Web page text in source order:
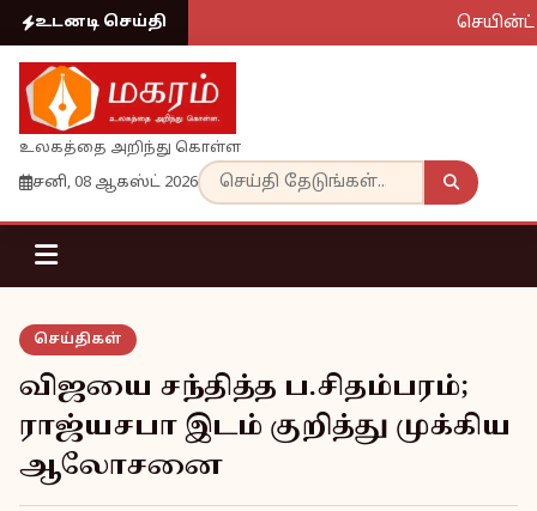
உடனடி செய்தி செயின்ட்
உலகத்தை அறிந்து கொள்ள
சனி, 08 ஆகஸ்ட் 2026
செய்திகள்
விஜயை சந்தித்த ப.சிதம்பரம்;
ராஜ்யசபா இடம் குறித்து முக்கிய
ஆலோசனை